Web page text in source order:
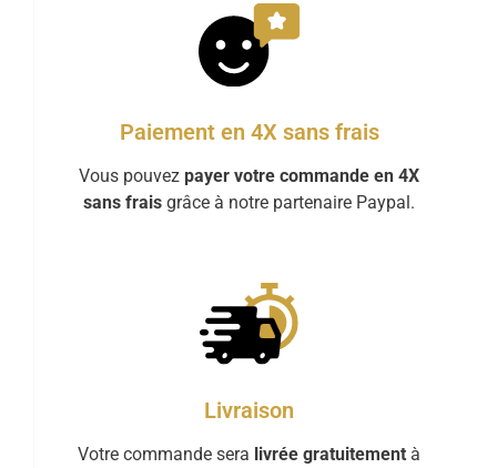
Paiement en 4X sans frais
Vous pouvez payer votre commande en 4X
sans frais grâce à notre partenaire Paypal.
Livraison
Votre commande sera livrée gratuitement à